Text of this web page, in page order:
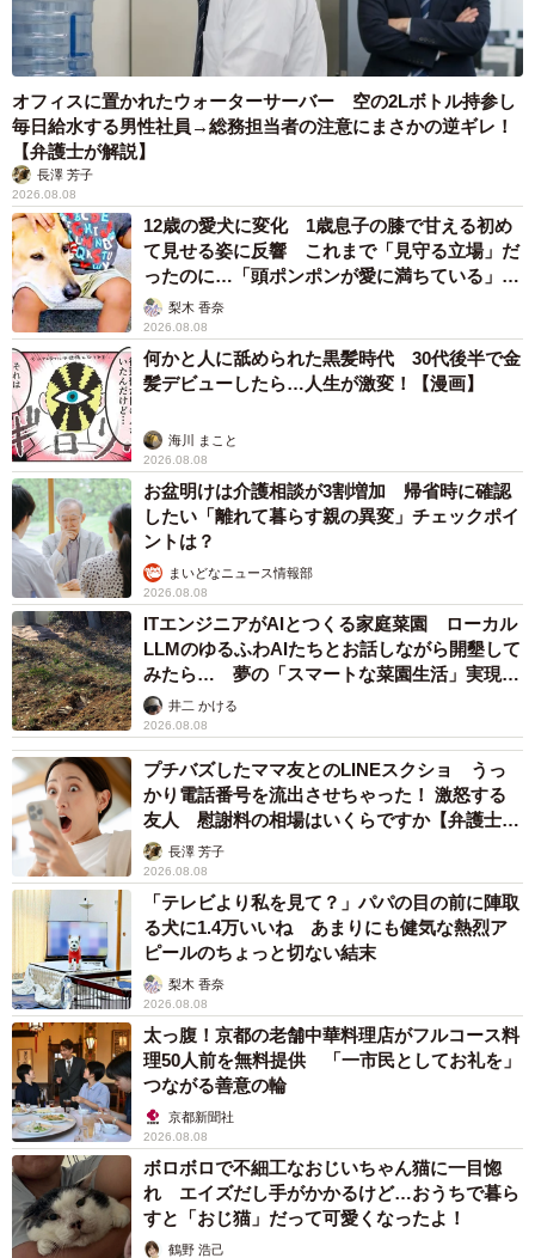
オフィスに置かれたウォーターサーバー 空の2Lボトル持参し
毎日給水する男性社員→総務担当者の注意にまさかの逆ギレ！
【弁護士が解説】
長澤 芳子
2026.08.08
12歳の愛犬に変化 1歳息子の膝で甘える初め
て見せる姿に反響 これまで「見守る立場」だ
ったのに…「頭ポンポンが愛に満ちている」
「尊…」
梨木 香奈
2026.08.08
何かと人に舐められた黒髪時代 30代後半で金
髪デビューしたら…人生が激変！【漫画】
海川 まこと
2026.08.08
お盆明けは介護相談が3割増加 帰省時に確認
したい「離れて暮らす親の異変」チェックポイ
ントは？
まいどなニュース情報部
2026.08.08
ITエンジニアがAIとつくる家庭菜園 ローカル
LLMのゆるふわAIたちとお話しながら開墾して
みたら… 夢の「スマートな菜園生活」実現な
るか井二 かける
2026.08.08
プチバズしたママ友とのLINEスクショ うっ
かり電話番号を流出させちゃった！ 激怒する
友人 慰謝料の相場はいくらですか【弁護士が
解説】長澤 芳子
2026.08.08
「テレビより私を見て？」パパの目の前に陣取
る犬に1.4万いいね あまりにも健気な熱烈ア
ピールのちょっと切ない結末
梨木 香奈
2026.08.08
太っ腹！京都の老舗中華料理店がフルコース料
理50人前を無料提供 「一市民としてお礼を」
つながる善意の輪
京都新聞社
2026.08.08
ボロボロで不細工なおじいちゃん猫に一目惚
れ エイズだし手がかかるけど…おうちで暮ら
すと「おじ猫」だって可愛くなったよ！
鶴野 浩己